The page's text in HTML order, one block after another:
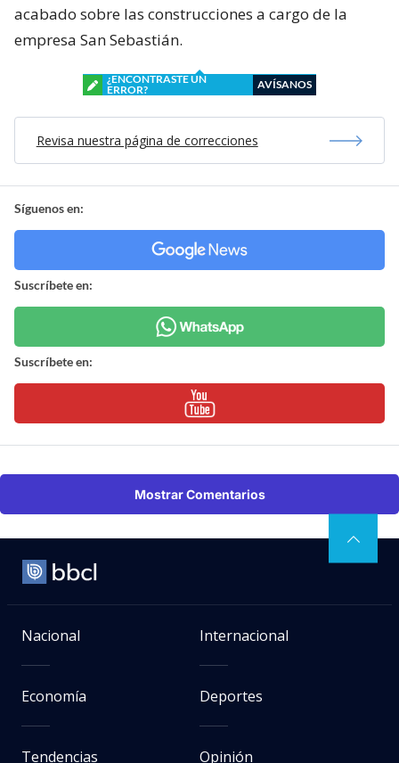
acabado sobre las construcciones a cargo de la
empresa San Sebastián.
¿ENCONTRASTE UN
ERROR?
AVÍSANOS
Revisa nuestra página de correcciones
Síguenos en:
Suscríbete en:
Suscríbete en:
Mostrar Comentarios
Nacional Internacional
Economía Deportes
Tendencias Opinión